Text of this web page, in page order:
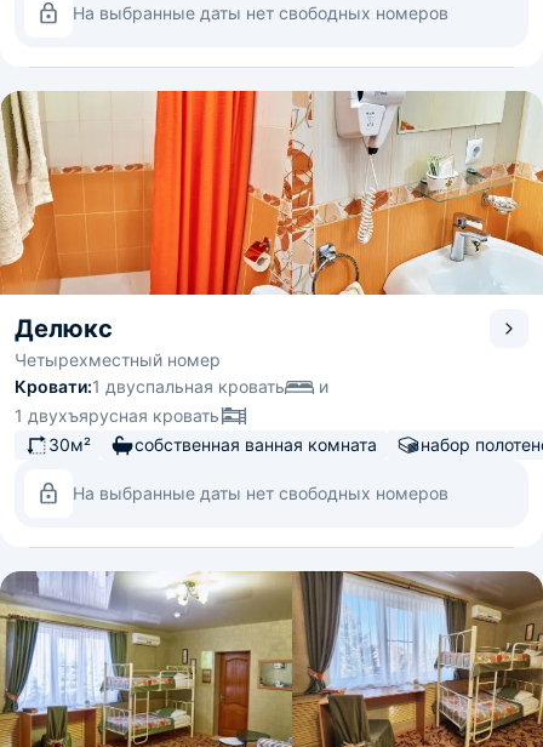
На выбранные даты нет свободных номеров
Делюкс
Четырехместный номер
Кровати:1 двуспальная кровать
и
1 двухъярусная кровать
30м²
собственная ванная комната набор
На выбранные даты нет свободных номеров